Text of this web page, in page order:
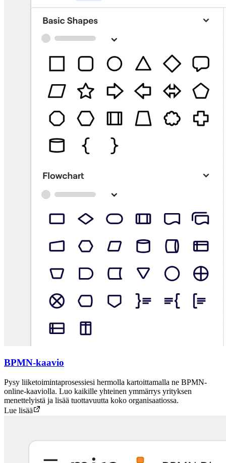
BPMN-kaavio
Pysy liiketoimintaprosessiesi hermolla kartoittamalla ne BPMN-
online-kaaviolla. Luo kaikille yhteinen ymmärrys yrityksen
menettelyistä ja lisää tuottavuutta koko organisaatiossa.
Lue lisää